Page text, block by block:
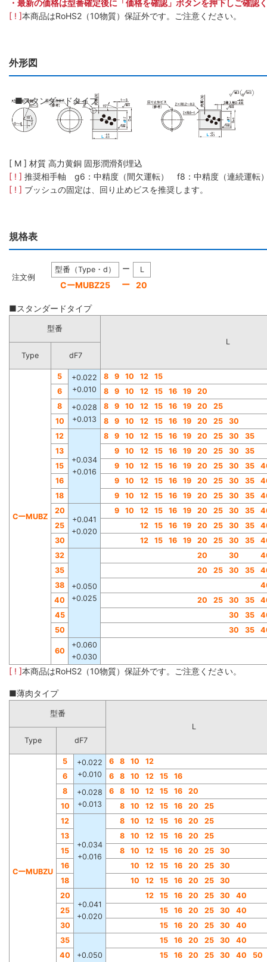
・最新の価格は型番確定後に「価格を確認」ボタンを押下しご確認
[ ! ]本商品はRoHS2（10物質）保証外です。ご注意ください。
外形図
■スタンダードタイプ
[ M ] 材質 高力黄銅 固形潤滑剤埋込
[ ! ] 推奨相手軸 g6：中精度（間欠運転） f8：中精度（連続運
[ ! ] ブッシュの固定は、回り止めビスを推奨します。
規格表
注文例
型番（Type・d） ー L
CーMUBZ25 ー 20
■スタンダードタイプ
型番
L
Type
dF7
CーMUBZ
5
+0.022
+0.010
8 9 10 12
15
6
8 9 10 12 15 16 19
20
8
+0.028
+0.013
8 9 10 12 15 16 19 20
25
10
8 9 10 12 15 16 19 20 25
30
12
+0.034
+0.016
8 9 10 12 15 16 19 20 25 30
35
13
9 10 12 15 16 19 20 25 30
35
15
9 10 12 15 16 19 20 25 30 35
16
9 10 12 15 16 19 20 25 30 35
18
9 10 12 15 16 19 20 25 30 35
20
+0.041
+0.020
9 10 12 15 16 19 20 25 30 35
25
12 15 16 19 20 25 30 35
30
12 15 16 19 20 25 30 35
32
+0.050
+0.025
20 30
35
20 25 30 35
38
40
20 25 30 35
45
30 35
50
30 35
60
+0.060
+0.030
[ ! ]本商品はRoHS2（10物質）保証外です。ご注意ください。
■薄肉タイプ
型番
L
Type
dF7
CーMUBZU
5
+0.022
+0.010
6 8 10
12
6
6 8 10 12 15
16
8
+0.028
+0.013
6 8 10 12 15 16
20
10
8 10 12 15 16 20
25
12
+0.034
+0.016
8 10 12 15 16 20
25
13
8 10 12 15 16 20
25
15
8 10 12 15 16 20 25
30
16
10 12 15 16 20 25
30
18
10 12 15 16 20 25
30
20
+0.041
+0.020
12 15 16 20 25 30
40
25
15 16 20 25 30
40
30
15 16 20 25 30
40
35
+0.050
15 16 20 25 30
40
40
15 16 20 25 30 40 50